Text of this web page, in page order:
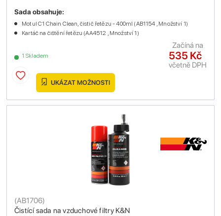
1 Skladem
Sada obsahuje:
Motul C1 Chain Clean, čistič řetězu - 400ml (AB1154 , Množství 1)
Kartáč na čištění řetězu (AA4512 , Množství 1)
535 Kč
včetně DPH
Začíná na
UKÁZAT MOŽNOSTI
Čistící sada na vzduchové filtry K&N
(AB1706)